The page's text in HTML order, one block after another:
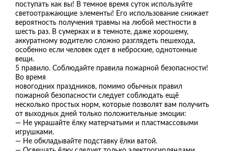
поступать как вы! В темное время суток используйте
светоотражающие элементы! Его использование снижает
вероятность получения травмы на любой местности в
шесть раз. В сумерках и в темноте, даже хорошему,
аккуратному водителю сложно разглядеть пешехода,
особенно если человек одет в неброские, однотонные
вещи.
5 правило. Соблюдайте правила пожарной безопасности!
Во время
новогодних праздников, помимо обычных правил
пожарной безопасности следует соблюдать ещё
несколько простых норм, которые позволят вам получить
от выходных дней только положительные эмоции:
— Не украшайте ёлку матерчатыми и пластмассовыми
игрушками.
— Не обкладывайте подставку ёлки ватой.